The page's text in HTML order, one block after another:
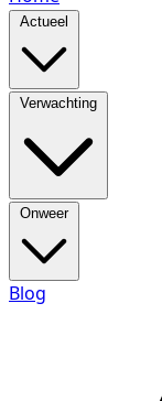
Actueel
Verwachting
Onweer
Blog